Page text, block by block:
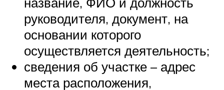
руководителя, документ, на
основании которого
осуществляется деятельность;
сведения об участке – адрес
места расположения,